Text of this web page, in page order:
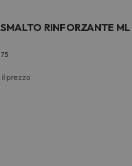
RINFORZANTE
prezzo